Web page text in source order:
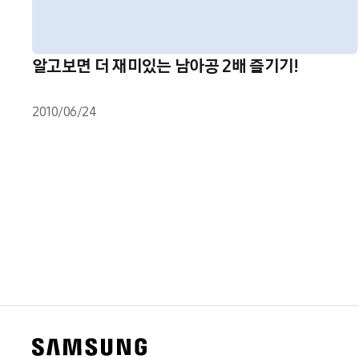
알고보면 더 재미있는 남아공 2배 즐기기!
2010/06/24